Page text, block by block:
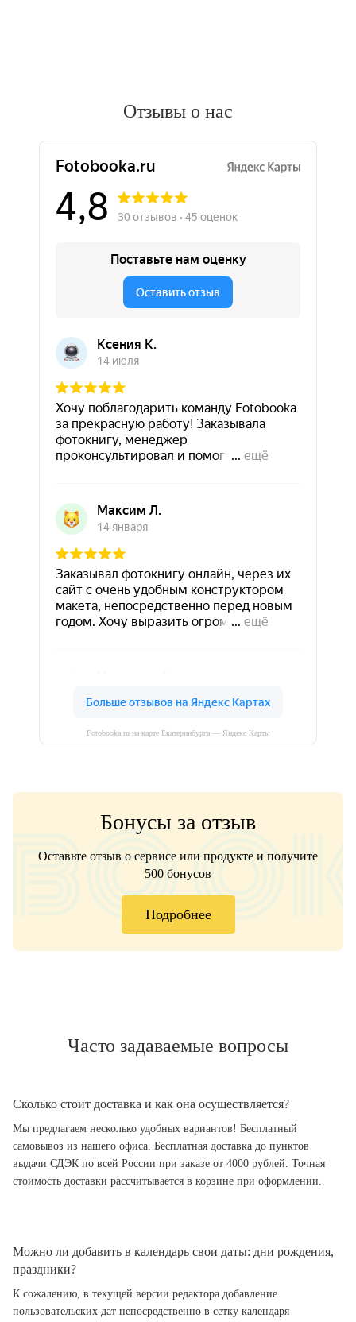
Отзывы о нас
Fotobooka.ru на карте Екатеринбурга — Яндекс Карты
Бонусы за отзыв
Оставьте отзыв о сервисе или продукте и получите
500 бонусов
Подробнее
Часто задаваемые вопросы
Сколько стоит доставка и как она осуществляется?
Мы предлагаем несколько удобных вариантов! Бесплатный
самовывоз из нашего офиса. Бесплатная доставка до пунктов
выдачи СДЭК по всей России при заказе от 4000 рублей. Точная
стоимость доставки рассчитывается в корзине при оформлении.
Можно ли добавить в календарь свои даты: дни рождения,
праздники?
К сожалению, в текущей версии редактора добавление
пользовательских дат непосредственно в сетку календаря